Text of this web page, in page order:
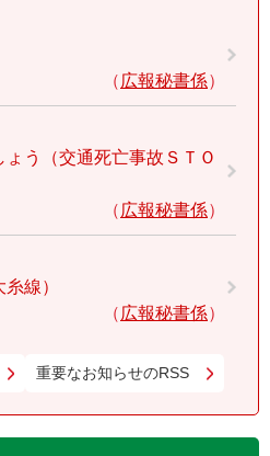
広報秘書係
う（交通死亡事故ＳＴＯ
広報秘書係
線）
広報秘書係
重要なお知らせのRSS